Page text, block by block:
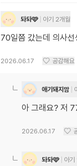
돠돠🩷 아기 2개월
70일쯤 갔는데 의사
2026.06.17 공감해요
애기돼지맘
아 그래요? 저
2026.06.17
돠돠🩷 아기